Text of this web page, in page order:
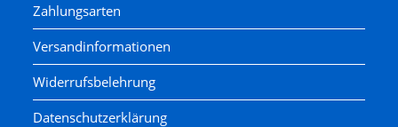
Zahlungsarten
Versandinformationen
Widerrufsbelehrung
Datenschutzerklärung